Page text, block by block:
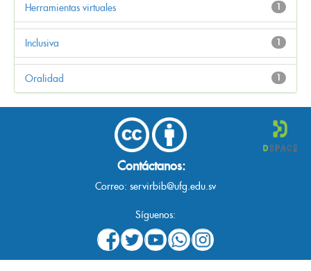
1
Herramientas virtuales
1
Inclusiva
1
Oralidad
Contáctanos:
Correo: servirbib@ufg.edu.sv
Síguenos: